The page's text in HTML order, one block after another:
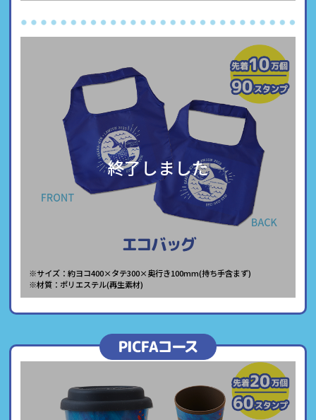
終了しました
エコバッグ
※サイズ：約ヨコ400×タテ300×奥行き100mm(持ち手含まず)
※材質：ポリエステル(再生素材)